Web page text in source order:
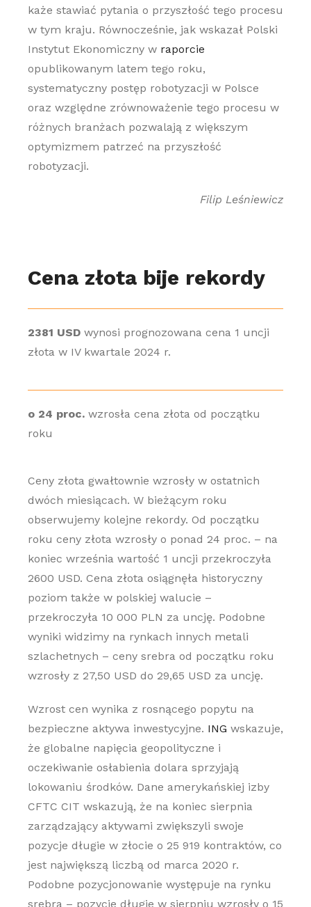
każe stawiać pytania o przyszłość tego procesu
w tym kraju. Równocześnie, jak wskazał Polski
Instytut Ekonomiczny w raporcie
opublikowanym latem tego roku,
systematyczny postęp robotyzacji w Polsce
oraz względne zrównoważenie tego procesu w
różnych branżach pozwalają z większym
optymizmem patrzeć na przyszłość
robotyzacji.
Filip Leśniewicz
Cena złota bije rekordy
2381 USDwynosi prognozowana cena 1 uncji
złota w IV kwartale 2024 r.
o 24 proc.wzrosła cena złota od początku
roku
Ceny złota gwałtownie wzrosły w ostatnich
dwóch miesiącach. W bieżącym roku
obserwujemy kolejne rekordy. Od początku
roku ceny złota wzrosły o ponad 24 proc. – na
koniec września wartość 1 uncji przekroczyła
2600 USD. Cena złota osiągnęła historyczny
poziom także w polskiej walucie –
przekroczyła 10 000 PLN za uncję. Podobne
wyniki widzimy na rynkach innych metali
szlachetnych – ceny srebra od początku roku
wzrosły z 27,50 USD do 29,65 USD za uncję.
Wzrost cen wynika z rosnącego popytu na
bezpieczne aktywa inwestycyjne. ING wskazuje,
że globalne napięcia geopolityczne i
oczekiwanie osłabienia dolara sprzyjają
lokowaniu środków. Dane amerykańskiej izby
CFTC CIT wskazują, że na koniec sierpnia
zarządzający aktywami zwiększyli swoje
pozycje długie w złocie o 25 919 kontraktów, co
jest największą liczbą od marca 2020 r.
Podobne pozycjonowanie występuje na rynku
srebra – pozycje długie w sierpniu wzrosły o 15